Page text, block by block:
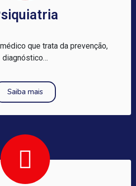
que trata da prevenção,
diagnóstico…
Saiba mais